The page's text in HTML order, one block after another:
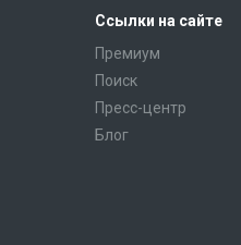
Ссылки на сайте
Премиум
Поиск
Пресс-центр
Блог